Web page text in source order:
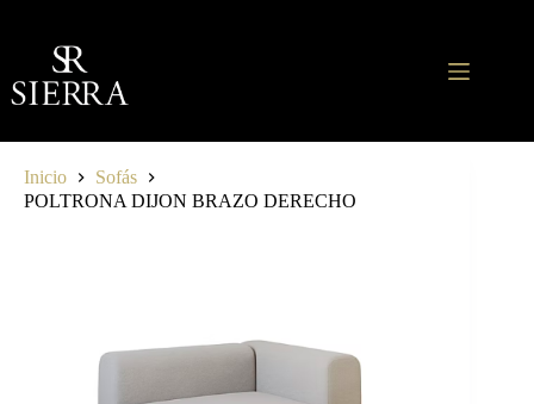
contenido
Inicio
Sofás
POLTRONA DIJON BRAZO DERECHO